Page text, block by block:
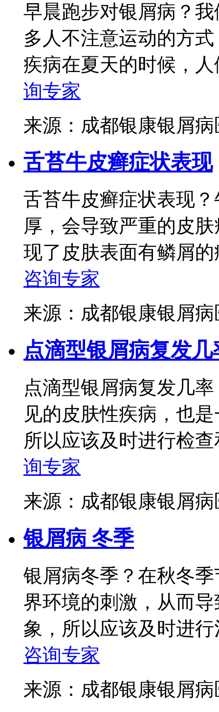
早晨跑步对银屑病？
多人不注意运动的方
疾病在夏天的时候，
询专家
来源：成都银康银屑
舌苔牛皮癣症状表现
舌苔牛皮癣症状表现
厚，会导致严重的皮
现了皮肤表面有鳞屑
咨询专家
来源：成都银康银屑
点滴型银屑病复发几
点滴型银屑病复发几
见的皮肤性疾病，也
所以应该及时进行检
询专家
来源：成都银康银屑
银屑病 冬季
银屑病冬季？在秋冬
界环境的刺激，从而
象，所以应该及时进
咨询专家
来源：成都银康银屑